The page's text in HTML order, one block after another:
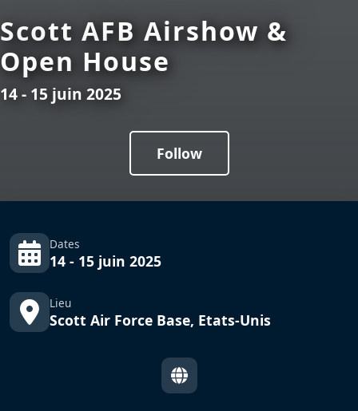
Scott AFB Airshow &
Open House
14 - 15 juin 2025
Follow
Dates
14 - 15 juin 2025
Lieu
Scott Air Force Base, Etats-Unis